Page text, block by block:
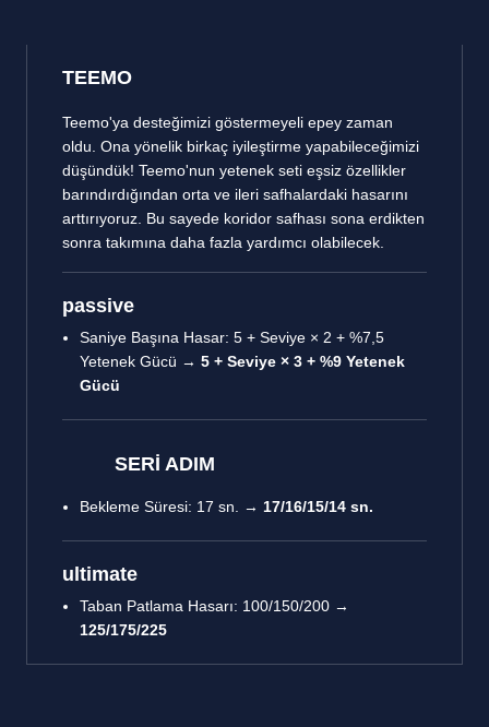
TEEMO
Teemo'ya desteğimizi göstermeyeli epey zaman
oldu. Ona yönelik birkaç iyileştirme yapabileceğimizi
düşündük! Teemo'nun yetenek seti eşsiz özellikler
barındırdığından orta ve ileri safhalardaki hasarını
arttırıyoruz. Bu sayede koridor safhası sona erdikten
sonra takımına daha fazla yardımcı olabilecek.
passive
Saniye Başına Hasar: 5 + Seviye × 2 + %7,5
Yetenek Gücü → 5 + Seviye × 3 + %9 Yetenek
Gücü
SERİ ADIM
Bekleme Süresi: 17 sn. → 17/16/15/14 sn.
ultimate
Taban Patlama Hasarı: 100/150/200 →
125/175/225